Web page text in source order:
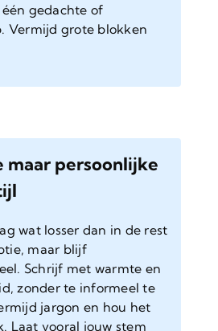
gedachte of
Vermijd grote blokken
maar persoonlijke
wat losser dan in de rest
maar blijf
Schrijf met warmte en
zonder te informeel te
jargon en hou het
Laat vooral jouw stem